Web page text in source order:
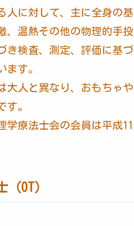
人に対して、主に全身の
、温熱その他の物理的手
き検査、測定、評価に基
ます。
大人と異なり、おもちゃ
す。
学療法士会の会員は平成11
OT）